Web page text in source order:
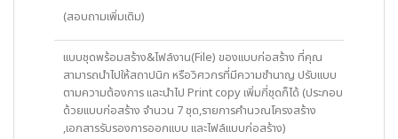
(สอบถามเพิ่มเติม)
แบบชุดพร้อมสร้าง&ไฟล์งาน(File) ของแบบก่อสร้าง ที่คุณ
สามารถนำไปให้สถาปนิก หรือวิศวกรที่มีความชำนาญ ปรับแบบ
ตามความต้องการ และนำไป Print copy เพิ่มกี่ชุดก็ได้ (ประกอบ
ด้วยแบบก่อสร้าง จำนวน 7 ชุด,รายการคำนวณโครงสร้าง
,เอกสารรับรองการออกแบบ และไฟล์แบบก่อสร้าง)